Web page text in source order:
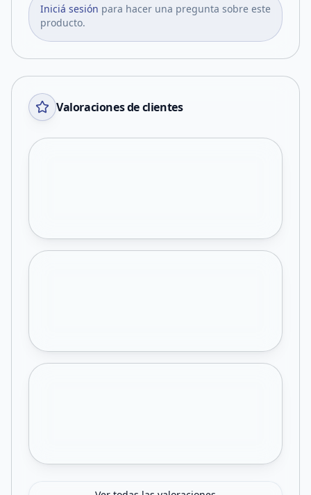
Iniciá sesión para hacer una pregunta sobre este
producto.
Valoraciones de clientes